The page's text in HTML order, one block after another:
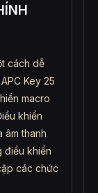
cách dễ
Key 25
macro
khiển
âm thanh
điều khiển
các chức